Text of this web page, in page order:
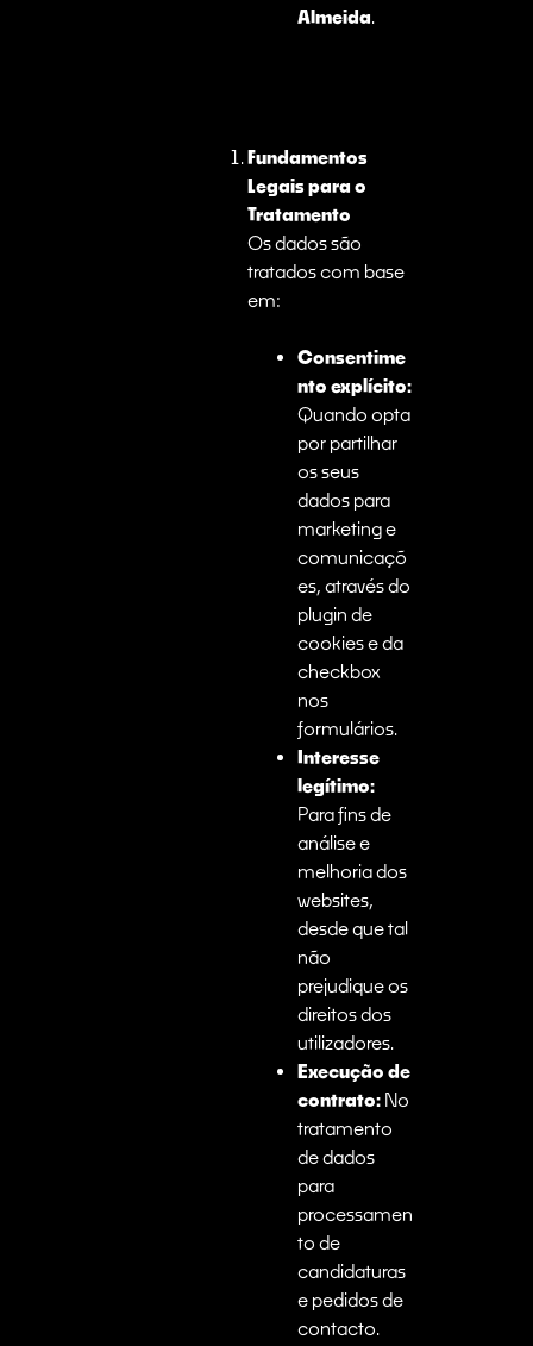
Almeida.
Fundamentos
Legais para o
Tratamento
Os dados são
tratados com base
em:
Consentime
nto explícito:
Quando opta
por partilhar
os seus
dados para
marketing e
comunicaçõ
es, através do
plugin de
cookies e da
checkbox
nos
formulários.
Interesse
legítimo:
Para fins de
análise e
melhoria dos
websites,
desde que tal
não
prejudique os
direitos dos
utilizadores.
Execução de
contrato: No
tratamento
de dados
para
processamen
to de
candidaturas
e pedidos de
contacto.